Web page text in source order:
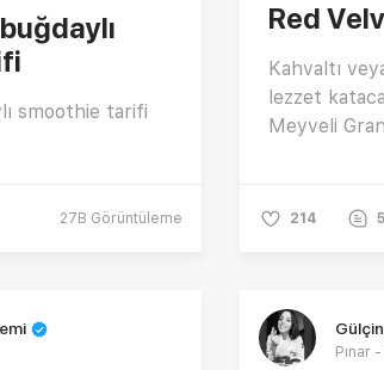
smoothie tarifi
27B Görüntüleme
Red
Kahvaltı
lezzet
Meyveli
214 5
Pınar